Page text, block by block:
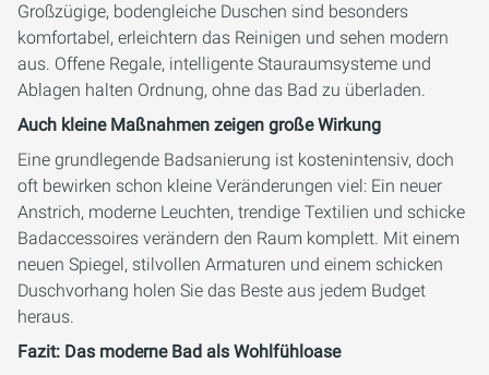
Großzügige, bodengleiche Duschen sind besonders
komfortabel, erleichtern das Reinigen und sehen modern
aus. Offene Regale, intelligente Stauraumsysteme und
Ablagen halten Ordnung, ohne das Bad zu überladen.
Auch kleine Maßnahmen zeigen große Wirkung
Eine grundlegende Badsanierung ist kostenintensiv, doch
oft bewirken schon kleine Veränderungen viel: Ein neuer
Anstrich, moderne Leuchten, trendige Textilien und schicke
Badaccessoires verändern den Raum komplett. Mit einem
neuen Spiegel, stilvollen Armaturen und einem schicken
Duschvorhang holen Sie das Beste aus jedem Budget
heraus.
Fazit: Das moderne Bad als Wohlfühloase